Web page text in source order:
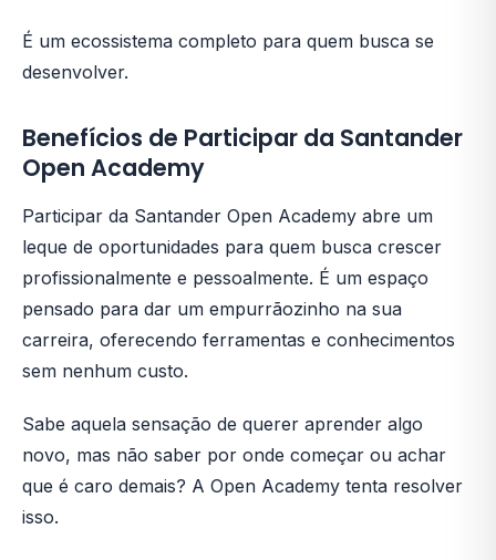
É um ecossistema completo para quem busca se
desenvolver.
Benefícios de Participar da Santander
Open Academy
Participar da Santander Open Academy abre um
leque de oportunidades para quem busca crescer
profissionalmente e pessoalmente. É um espaço
pensado para dar um empurrãozinho na sua
carreira, oferecendo ferramentas e conhecimentos
sem nenhum custo.
Sabe aquela sensação de querer aprender algo
novo, mas não saber por onde começar ou achar
que é caro demais? A Open Academy tenta resolver
isso.